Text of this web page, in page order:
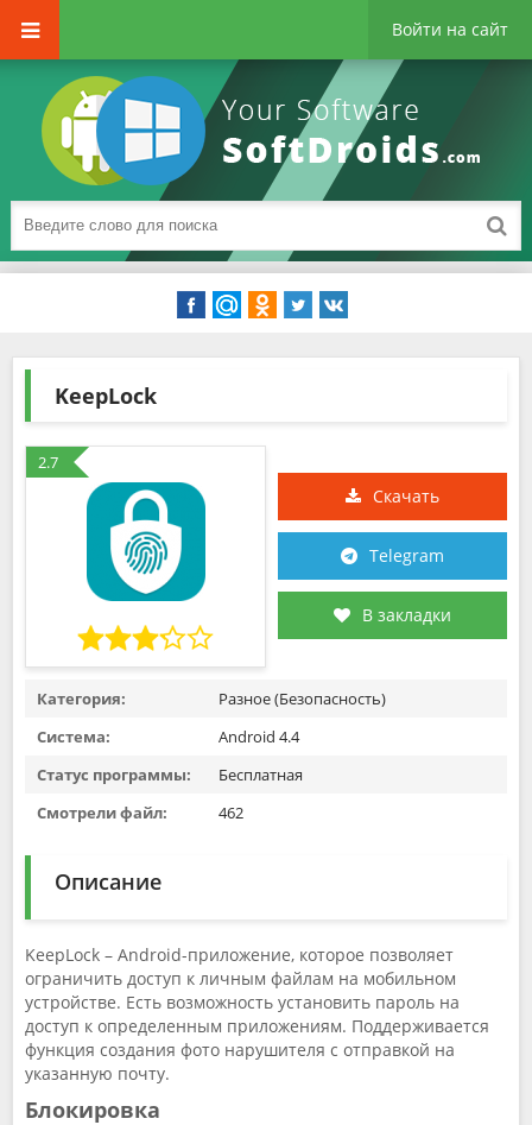
Войти на сайт
KeepLock
2.7
Скачать
Telegram
В закладки
Категория:
Разное (Безопасность)
Система:
Android 4.4
Статус программы:
Бесплатная
Смотрели файл:
462
Описание
KeepLock – Android-приложение, которое позволяет
ограничить доступ к личным файлам на мобильном
устройстве. Есть возможность установить пароль на
доступ к определенным приложениям. Поддерживается
функция создания фото нарушителя с отправкой на
указанную почту.
Блокировка